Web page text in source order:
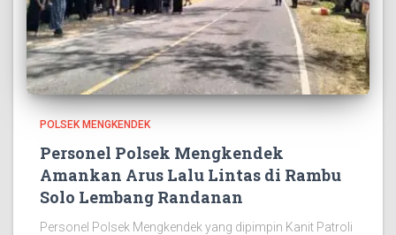
POLSEK MENGKENDEK
Personel Polsek Mengkendek
Amankan Arus Lalu Lintas di Rambu
Solo Lembang Randanan
Personel Polsek Mengkendek yang dipimpin Kanit Patroli